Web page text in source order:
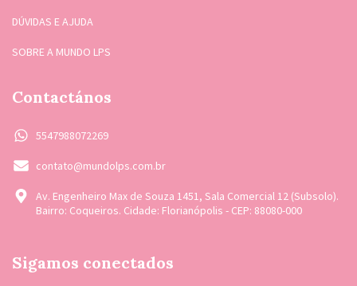
DÚVIDAS E AJUDA
SOBRE A MUNDO LPS
Contactános
5547988072269
contato@mundolps.com.br
Av. Engenheiro Max de Souza 1451, Sala Comercial 12 (Subsolo).
Bairro: Coqueiros. Cidade: Florianópolis - CEP: 88080-000
Sigamos conectados